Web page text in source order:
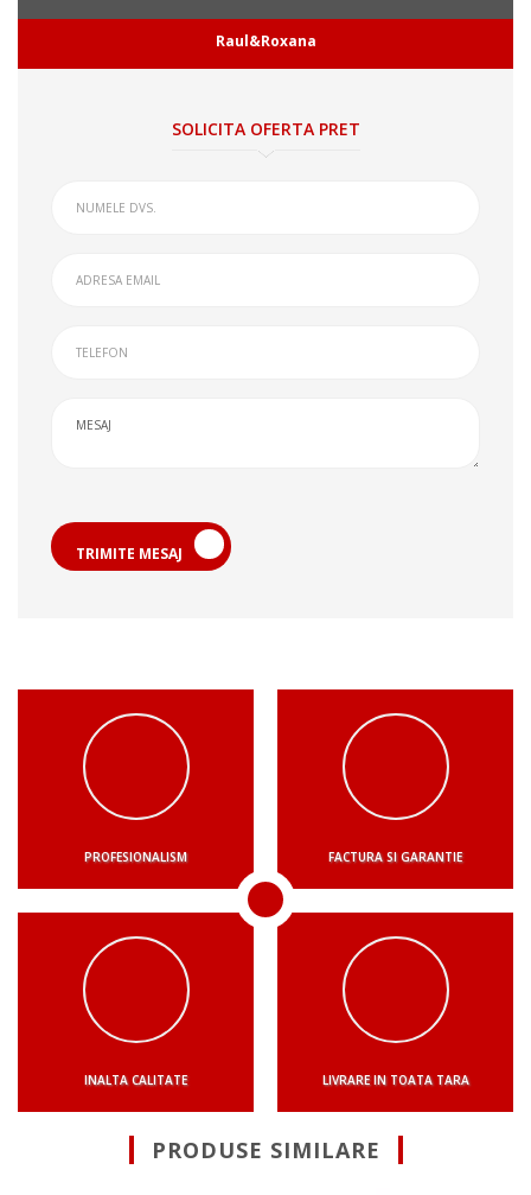
Raul&Roxana
SOLICITA OFERTA PRET
TRIMITE MESAJ
PROFESIONALISM FACTURA SI GARANTIE
INALTA CALITATE LIVRARE IN TOATA TARA
PRODUSE SIMILARE